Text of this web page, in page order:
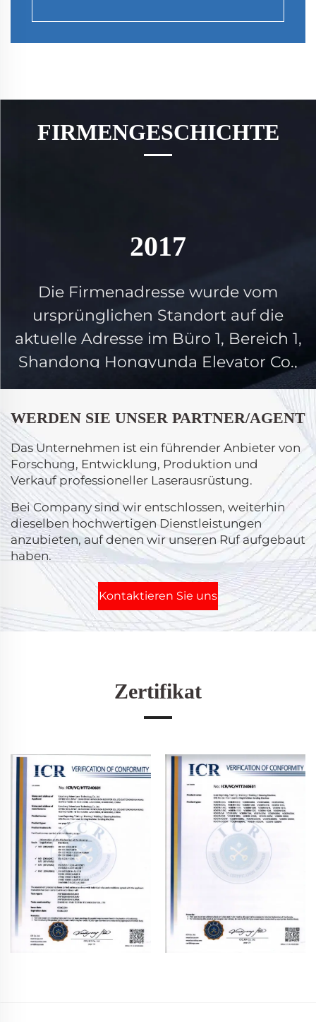
FIRMENGESCHICHTE
2017
Die Firmenadresse wurde vom
ursprünglichen Standort auf die
aktuelle Adresse im Büro 1, Bereich 1,
Shandong Hongyunda Elevator Co.,
Ltd., Zhonghua Road East, Xuying
Town, Liaocheng High-tech Zone,
WERDEN SIE UNSER PARTNER/AGENT
Das Unternehmen ist ein führender Anbieter von
Forschung, Entwicklung, Produktion und
Verkauf professioneller Laserausrüstung.
Bei Company sind wir entschlossen, weiterhin
dieselben hochwertigen Dienstleistungen
anzubieten, auf denen wir unseren Ruf aufgebaut
haben.
Kontaktieren Sie uns
Zertifikat